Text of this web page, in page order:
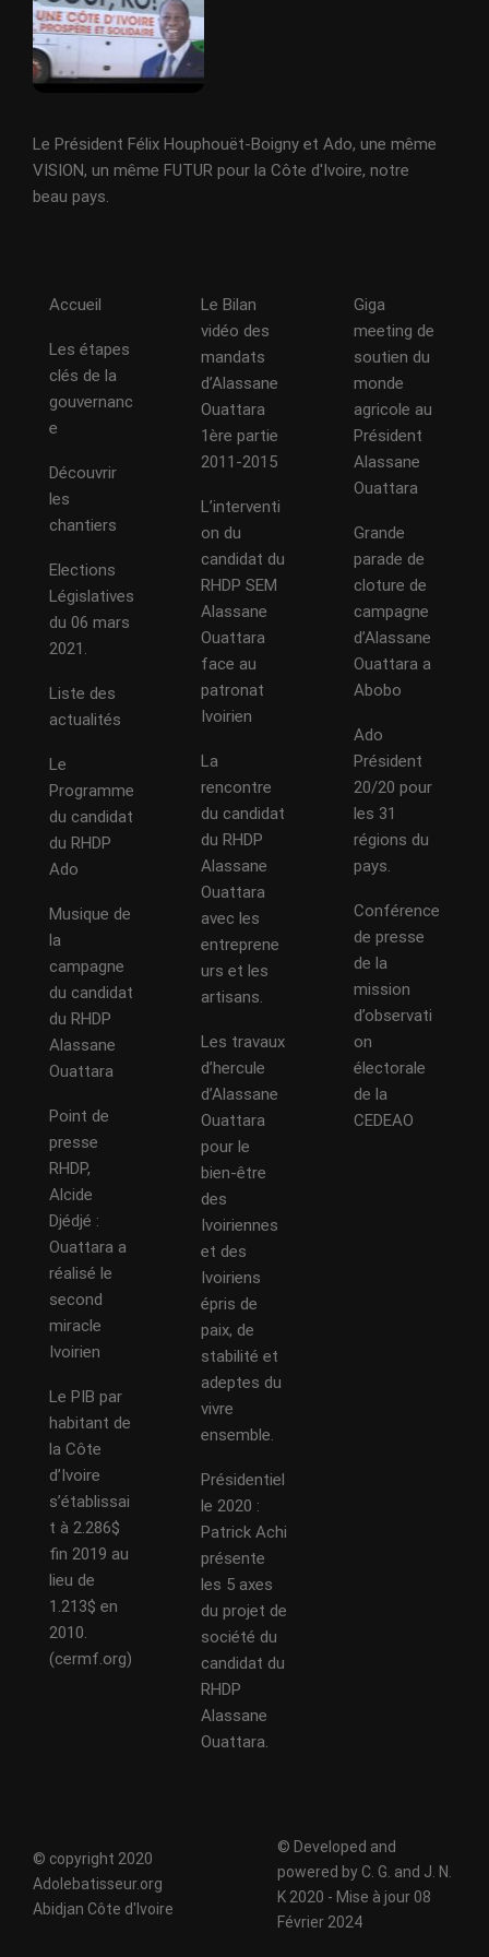
Le Président Félix Houphouët-Boigny et Ado, une même
VISION, un même FUTUR pour la Côte d'Ivoire, notre
beau pays.
Accueil
Les étapes
clés de la
gouvernanc
e
Découvrir
les
chantiers
Elections
Législatives
du 06 mars
2021.
Liste des
actualités
Le
Programme
du candidat
du RHDP
Ado
Musique de
la
campagne
du candidat
du RHDP
Alassane
Ouattara
Point de
presse
RHDP,
Alcide
Djédjé :
Ouattara a
réalisé le
second
miracle
Ivoirien
Le PIB par
habitant de
la Côte
d’Ivoire
s’établissai
t à 2.286$
fin 2019 au
lieu de
1.213$ en
2010.
(cermf.org)
Le Bilan
vidéo des
mandats
d’Alassane
Ouattara
1ère partie
2011-2015
L’interventi
on du
candidat du
RHDP SEM
Alassane
Ouattara
face au
patronat
Ivoirien
La
rencontre
du candidat
du RHDP
Alassane
Ouattara
avec les
entreprene
urs et les
artisans.
Les travaux
d’hercule
d’Alassane
Ouattara
pour le
bien-être
des
Ivoiriennes
et des
Ivoiriens
épris de
paix, de
stabilité et
adeptes du
vivre
ensemble.
Présidentiel
le 2020 :
Patrick Achi
présente
les 5 axes
du projet de
société du
candidat du
RHDP
Alassane
Ouattara.
Giga
meeting de
soutien du
monde
agricole au
Président
Alassane
Ouattara
Grande
parade de
cloture de
campagne
d’Alassane
Ouattara a
Abobo
Ado
Président
20/20 pour
les 31
régions du
pays.
Conférence
de presse
de la
mission
d’observati
on
électorale
de la
CEDEAO
© copyright 2020
Adolebatisseur.org
Abidjan Côte d'Ivoire
© Developed and
powered by C. G. and J. N.
K 2020 - Mise à jour 08
Février 2024